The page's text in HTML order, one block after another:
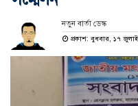
নতুন বার্তা ডেস্ক
প্রকাশ: বুধবার, ১৭